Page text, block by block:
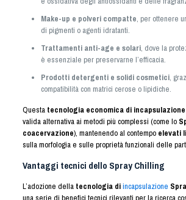
Make-up e polveri compatte, per ottenere
di pigmenti o agenti idratanti.
Trattamenti anti-age e solari, dove la
è essenziale per preservarne l’efficacia.
Prodotti detergenti e solidi cosmetici,
compatibilità con matrici cerose o lipidiche.
Questa tecnologia economica di incapsulazione
valida alternativa ai metodi più complessi (come lo
coacervazione), mantenendo al contempo elevati
sulla morfologia e sulle proprietà funzionali delle
Vantaggi tecnici dello Spray Chilling
L’adozione della tecnologia diincapsulazione